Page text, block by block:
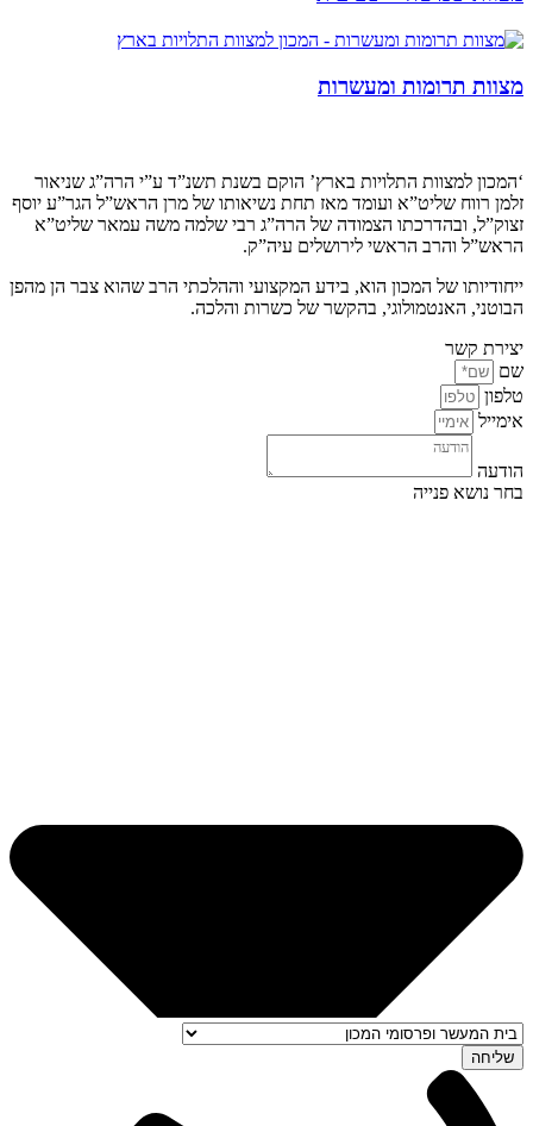
מצוות תרומות ומעשרות
‘המכון למצוות התלויות בארץ’ הוקם בשנת תשנ”ד ע”י הרה”ג שניאור
זלמן רווח שליט”א ועומד מאז תחת נשיאותו של מרן הראש”ל הגר”ע יוסף
זצוק”ל, ובהדרכתו הצמודה של הרה”ג רבי שלמה משה עמאר שליט”א
הראש”ל והרב הראשי לירושלים עיה”ק.
ייחודיותו של המכון הוא, בידע המקצועי וההלכתי הרב שהוא צבר הן מהפן
הבוטני, האנטמולוגי, בהקשר של כשרות והלכה.
יצירת קשר
שם
טלפון
אימייל
הודעה
בחר נושא פנייה
שליחה